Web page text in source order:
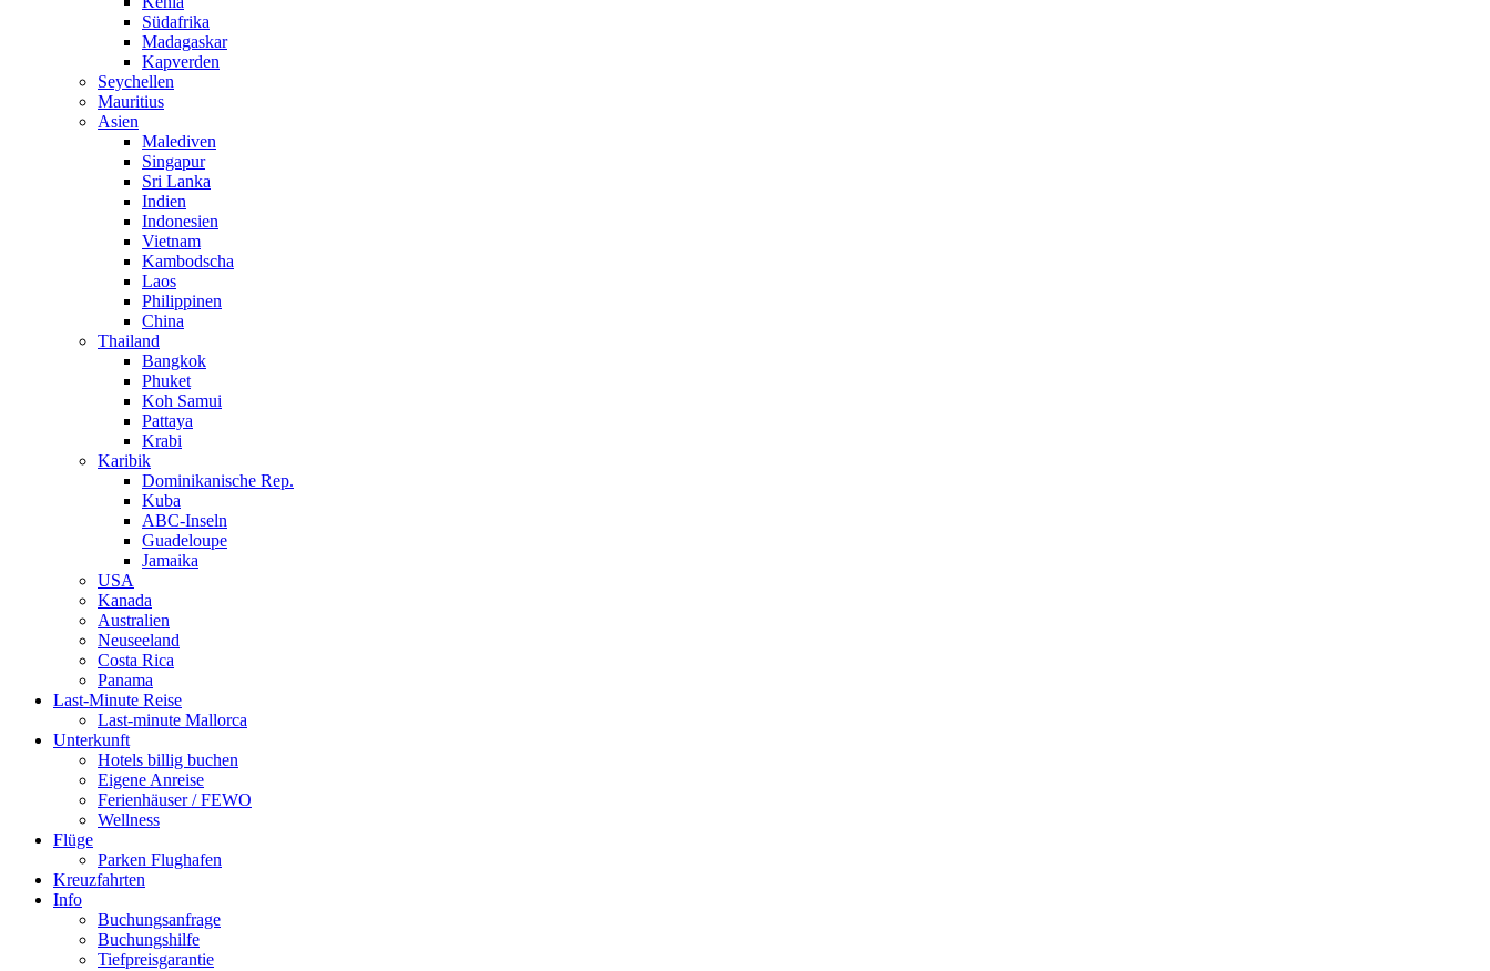
Südafrika
Madagaskar
Kapverden
Seychellen
Mauritius
Asien
Malediven
Singapur
Sri Lanka
Indien
Indonesien
Vietnam
Kambodscha
Laos
Philippinen
China
Thailand
Bangkok
Phuket
Koh Samui
Pattaya
Krabi
Karibik
Dominikanische Rep.
Kuba
ABC-Inseln
Guadeloupe
Jamaika
USA
Kanada
Australien
Neuseeland
Costa Rica
Panama
Last-Minute Reise
Last-minute Mallorca
Unterkunft
Hotels billig buchen
Eigene Anreise
Ferienhäuser / FEWO
Wellness
Flüge
Parken Flughafen
Kreuzfahrten
Info
Buchungsanfrage
Buchungshilfe
Tiefpreisgarantie